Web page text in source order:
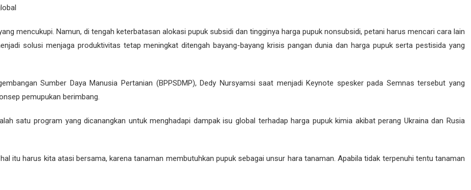
mencukupi. Namun, di tengah keterbatasan alokasi pupuk subsidi dan tingginya harga pupuk nonsubsidi, petani harus mencari cara lain
solusi menjaga produktivitas tetap meningkat ditengah bayang-bayang krisis pangan dunia dan harga pupuk serta pestisida yang
Sumber Daya Manusia Pertanian (BPPSDMP), Dedy Nursyamsi saat menjadi Keynote spesker pada Semnas tersebut yang
pemupukan berimbang.
satu program yang dicanangkan untuk menghadapi dampak isu global terhadap harga pupuk kimia akibat perang Ukraina dan Rusia
itu harus kita atasi bersama, karena tanaman membutuhkan pupuk sebagai unsur hara tanaman. Apabila tidak terpenuhi tentu tanaman